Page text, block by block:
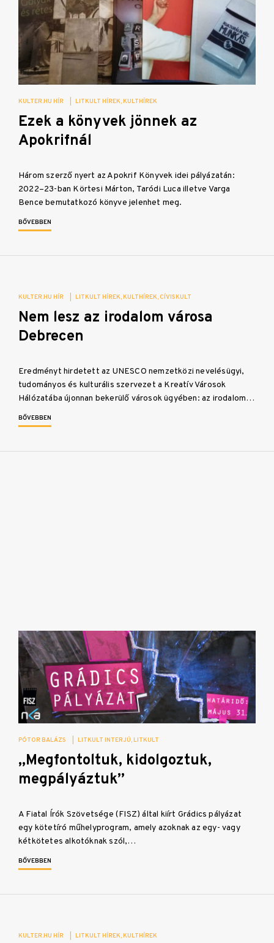
KULTER.HU HÍR LITKULT HÍREK KULTHÍREK
Ezek a könyvek jönnek az
Apokrifnál
Három szerző nyert az Apokrif Könyvek idei pályázatán:
2022–23-ban Körtesi Márton, Taródi Luca illetve Varga
Bence bemutatkozó könyve jelenhet meg.
BŐVEBBEN
KULTER.HU HÍR LITKULT HÍREK KULTHÍREK CÍVISKULT
Nem lesz az irodalom városa
Debrecen
Eredményt hirdetett az UNESCO nemzetközi nevelésügyi,
tudományos és kulturális szervezet a Kreatív Városok
Hálózatába újonnan bekerülő városok ügyében: az irodalom…
BŐVEBBEN
PÓTOR BALÁZS LITKULT INTERJÚ LITKULT
„Megfontoltuk, kidolgoztuk,
megpályáztuk”
A Fiatal Írók Szövetsége (FISZ) által kiírt Grádics pályázat
egy kötetíró műhelyprogram, amely azoknak az egy- vagy
kétkötetes alkotóknak szól,…
BŐVEBBEN
KULTER.HU HÍR LITKULT HÍREK KULTHÍREK